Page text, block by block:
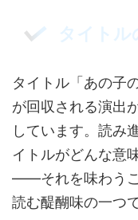
タイトル
タイトル「あの子
が回収される演出
しています。読み
イトルがどんな意
——それを味わう
読む醍醐味の一つ